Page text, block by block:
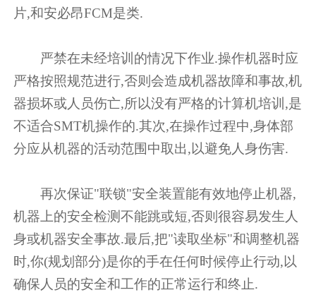
片,和安必昂FCM是类.
严禁在未经培训的情况下作业.操作机器时应
严格按照规范进行,否则会造成机器故障和事故,机
器损坏或人员伤亡,所以没有严格的计算机培训,是
不适合SMT机操作的.其次,在操作过程中,身体部
分应从机器的活动范围中取出,以避免人身伤害.
再次保证"联锁"安全装置能有效地停止机器,
机器上的安全检测不能跳或短,否则很容易发生人
身或机器安全事故.最后,把"读取坐标"和调整机器
时,你(规划部分)是你的手在任何时候停止行动,以
确保人员的安全和工作的正常运行和终止.